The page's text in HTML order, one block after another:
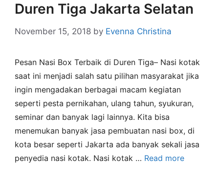
Duren Tiga Jakarta Selatan
November 15, 2018 by Evenna Christina
Pesan Nasi Box Terbaik di Duren Tiga– Nasi kotak
saat ini menjadi salah satu pilihan masyarakat jika
ingin mengadakan berbagai macam kegiatan
seperti pesta pernikahan, ulang tahun, syukuran,
seminar dan banyak lagi lainnya. Kita bisa
menemukan banyak jasa pembuatan nasi box, di
kota besar seperti Jakarta ada banyak sekali jasa
penyedia nasi kotak. Nasi kotak … Read more